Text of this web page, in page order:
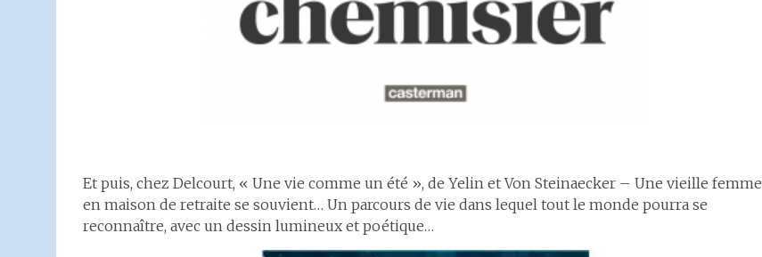
Et puis, chez Delcourt, « Une vie comme un été », de Yelin et Von Steinaecker – Une vieille femme
en maison de retraite se souvient… Un parcours de vie dans lequel tout le monde pourra se
reconnaître, avec un dessin lumineux et poétique…